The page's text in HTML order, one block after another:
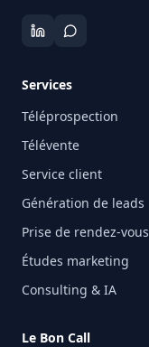
Services
Téléprospection
Télévente
Service client
Génération de leads
Prise de rendez-vous
Études marketing
Consulting & IA
Le Bon Call